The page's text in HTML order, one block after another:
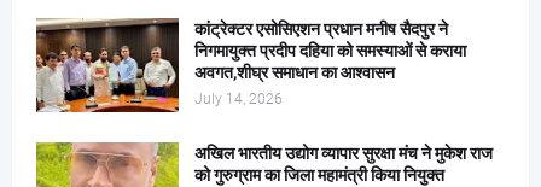
कांट्रेक्टर एसोसिएशन प्रधान मनीष सैदपुर ने
निगमायुक्त प्रदीप दहिया को समस्याओं से कराया
अवगत,शीघ्र समाधान का आश्वासन
July 14, 2026
अखिल भारतीय उद्योग व्यापार सुरक्षा मंच ने मुकेश राज
को गुरुग्राम का जिला महामंत्री किया नियुक्त